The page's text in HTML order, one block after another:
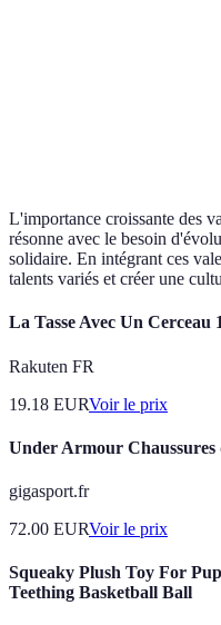
L'importance croissante des
résonne avec le besoin
solidaire. En intégrant ces
talents variés et créer une
La Tasse Avec Un Cerceau
Rakuten FR
19.18 EURVoir le prix
Under Armour Chaussures
gigasport.fr
72.00 EURVoir le prix
Squeaky Plush Toy For
Teething Basketball Ball